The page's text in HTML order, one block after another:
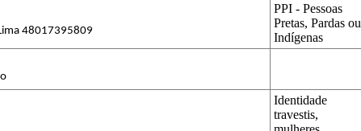
48017395809
PPI - Pessoas
Pretas, Pardas ou
Indígenas
Identidade
travestis,